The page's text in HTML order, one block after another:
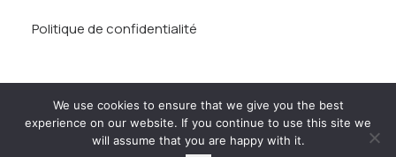
Politique de confidentialité
© AlumnEye 2026. Tous droits réservés.
We use cookies to ensure that we give you the best
experience on our website. If you continue to use this site we
will assume that you are happy with it.